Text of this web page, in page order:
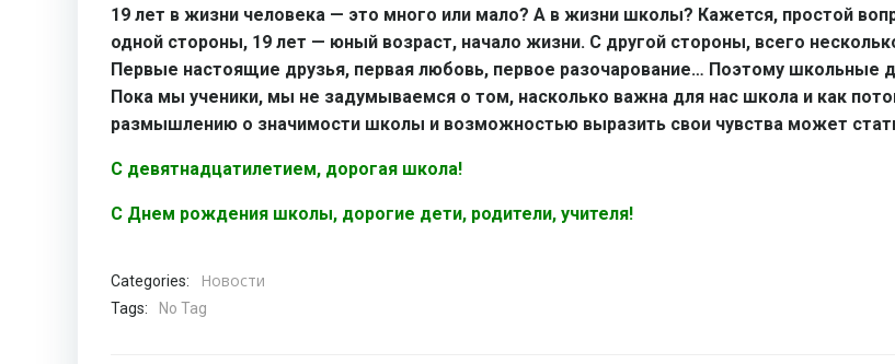
19 лет в жизни человека — это много или мало? А в жизни школы? Кажется, простой
одной стороны, 19 лет — юный возраст, начало жизни. С другой стороны, всего
Первые настоящие друзья, первая любовь, первое разочарование… Поэтому
Пока мы ученики, мы не задумываемся о том, насколько важна для нас школа и как
размышлению о значимости школы и возможностью выразить свои чувства может
С девятнадцатилетием, дорогая школа!
С Днем рождения школы, дорогие дети, родители, учителя!
Categories: Новости
Tags: No Tag